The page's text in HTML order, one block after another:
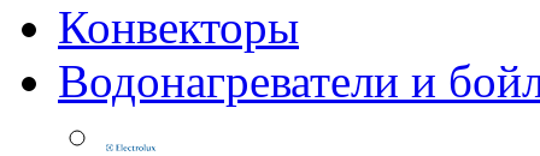
Конвекторы
Водонагреватели и